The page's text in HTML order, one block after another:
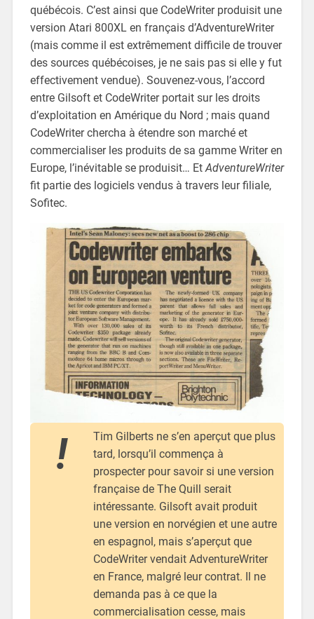
québécois. C’est ainsi que CodeWriter produisit une
version Atari 800XL en français d’AdventureWriter
(mais comme il est extrêmement difficile de trouver
des sources québécoises, je ne sais pas si elle y fut
effectivement vendue). Souvenez-vous, l’accord
entre Gilsoft et CodeWriter portait sur les droits
d’exploitation en Amérique du Nord ; mais quand
CodeWriter chercha à étendre son marché et
commercialiser les produits de sa gamme Writer en
Europe, l’inévitable se produisit… Et AdventureWriter
fit partie des logiciels vendus à travers leur filiale,
Sofitec.
Tim Gilberts ne s’en aperçut que plus
tard, lorsqu’il commença à
prospecter pour savoir si une version
française de The Quill serait
intéressante. Gilsoft avait produit
une version en norvégien et une autre
en espagnol, mais s’aperçut que
CodeWriter vendait AdventureWriter
en France, malgré leur contrat. Il ne
demanda pas à ce que la
commercialisation cesse, mais